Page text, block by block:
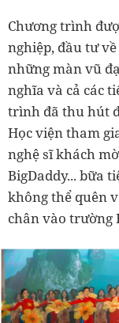
Chương trình
nghiệp, đầu tư
những màn vũ
nghĩa và cả các
trình đã thu hút
Học viện tham
nghệ sĩ khách
BigDaddy... bữa
không thể quên
chân vào trường